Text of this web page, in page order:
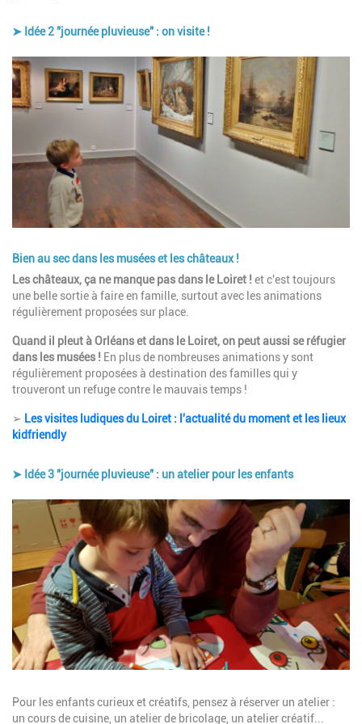
➤ Idée 2 "journée pluvieuse" : on visite !
Image
Description
Bien au sec dans les musées et les châteaux!
Les châteaux, ça ne manque pas dans le Loiret ! et c'est toujours
une belle sortie à faire en famille, surtout avec les animations
régulièrement proposées sur place.
Quand il pleut à Orléans et dans le Loiret, on peut aussi se réfugier
dans les musées ! En plus de nombreuses animations y sont
régulièrement proposées à destination des familles qui y
trouveront un refuge contre le mauvais temps !
➢ Les visites ludiques du Loiret : l'actualité du moment et les lieux
kidfriendly
➤ Idée 3 "journée pluvieuse" : un atelier pour les enfants
Image
Description
Pour les enfants curieux et créatifs, pensez à réserver un atelier :
un cours de cuisine, un atelier de bricolage, un atelier créatif...